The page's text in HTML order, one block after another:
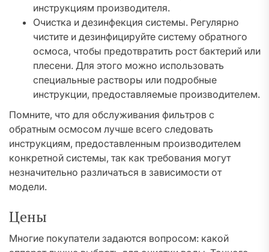
инструкциям производителя.
Очистка и дезинфекция системы. Регулярно
чистите и дезинфицируйте систему обратного
осмоса, чтобы предотвратить рост бактерий или
плесени. Для этого можно использовать
специальные растворы или подробные
инструкции, предоставляемые производителем.
Помните, что для обслуживания фильтров с
обратным осмосом лучше всего следовать
инструкциям, предоставленным производителем
конкретной системы, так как требования могут
незначительно различаться в зависимости от
модели.
Цены
Многие покупатели задаются вопросом: какой